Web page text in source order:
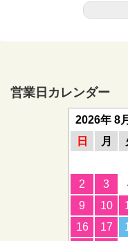
営業日カレンダー
2026年 8月
日
月
2
3
9
10
16
17